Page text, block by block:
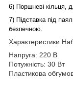
6) Поршневі кільця,
7) Підставка під
безпечною.
Характеристики
Напруга: 220 В
Потужність: 30 Вт
Пластикова